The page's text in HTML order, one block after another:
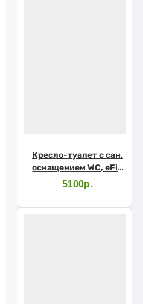
Кресло-туалет с сан.
оснащением WC, eFix
(Barry WC600w)
5100р.